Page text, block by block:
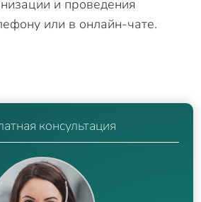
и проведения
или в онлайн-чате.
консультация